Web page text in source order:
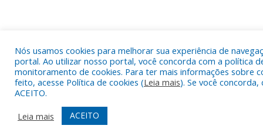
Nós usamos cookies para melhorar sua experiência de
portal. Ao utilizar nosso portal, você concorda com a política
monitoramento de cookies. Para ter mais informações sobre
feito, acesse Política de cookies (Leia mais). Se você concorda,
ACEITO.
Leia mais
ACEITO